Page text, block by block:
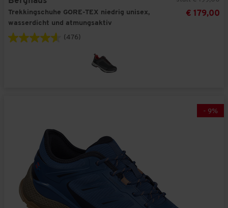
Trekkingschuhe GORE-TEX niedrig unisex,
wasserdicht und atmungsaktiv
€ 179,00
(476)
- 9%